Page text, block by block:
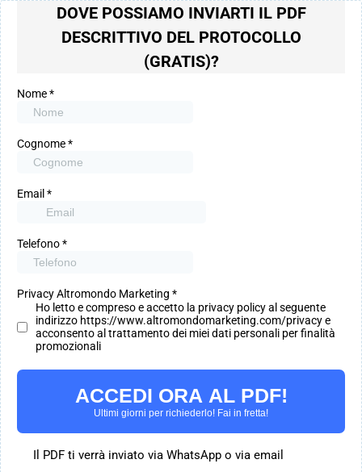
DOVE POSSIAMO INVIARTI IL PDF
DESCRITTIVO DEL PROTOCOLLO
(GRATIS)?
Nome*
Cognome*
Email *
Telefono*
Privacy Altromondo Marketing *
Ho letto e compreso e accetto la privacy policy al seguente
indirizzo https://www.altromondomarketing.com/privacy e
acconsento al trattamento dei miei dati personali per finalità
promozionali
ACCEDI ORA AL PDF!
Ultimi giorni per richiederlo! Fai in fretta!
Il PDF ti verrà inviato via WhatsApp o via email